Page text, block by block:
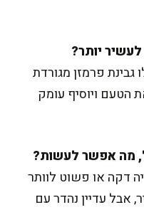
פרמזן מגורדת
הטעם ויוסיף עומק
דקה או פשוט לוותר
אבל עדיין נהדר עם